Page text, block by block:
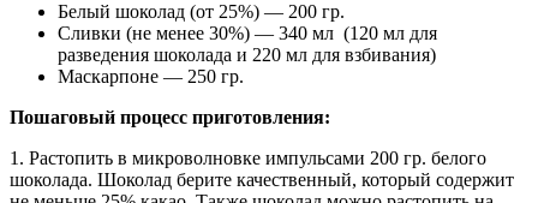
Белый шоколад (от 25%) — 200 гр.
Сливки (не менее 30%) — 340 мл (120 мл для
разведения шоколада и 220 мл для взбивания)
Маскарпоне — 250 гр.
Пошаговый процесс приготовления:
1. Растопить в микроволновке импульсами 200 гр. белого
шоколада. Шоколад берите качественный, который содержит